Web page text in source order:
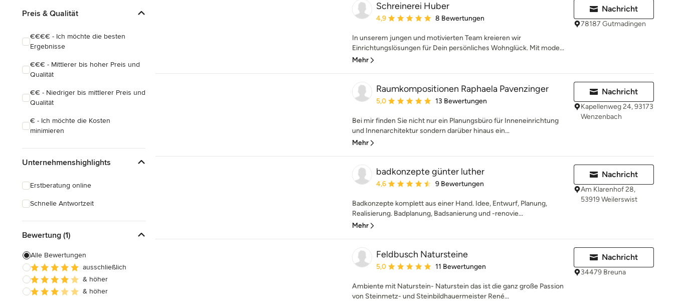
Preis & Qualität
€€€€ - Ich möchte die besten
Ergebnisse
€€€ - Mittlerer bis hoher Preis und
Qualität
€€ - Niedriger bis mittlerer Preis und
Qualität
€ - Ich möchte die Kosten
minimieren
Unternehmenshighlights
Erstberatung online
Schnelle Antwortzeit
Bewertung (1)
Alle Bewertungen
ausschließlich
& höher
& höher
Schreinerei Huber
Durchschnittliche Bewertung: 4.9 von 5 Sternen
4,9 8 Bewertungen
In unserem jungen und motivierten Team kreieren wir
Einrichtungslösungen für Dein persönliches Wohnglück. Mit mode...
Mehr
Nachricht
78187 Gutmadingen
Raumkompositionen Raphaela Pavenzinger
Durchschnittliche Bewertung: 5 von 5 Sternen
5,0 13 Bewertungen
Bei mir finden Sie nicht nur ein Planungsbüro für Inneneinrichtung
und Innenarchitektur sondern darüber hinaus ein...
Mehr
Nachricht
Kapellenweg 24, 93173
Wenzenbach
badkonzepte günter luther
Durchschnittliche Bewertung: 4.6 von 5 Sternen
4,6 9 Bewertungen
Badkonzepte komplett aus einer Hand. Idee, Entwurf, Planung,
Realisierung. Badplanung, Badsanierung und -renovie...
Mehr
Nachricht
Am Klarenhof 28,
53919 Weilerswist
Feldbusch Natursteine
Durchschnittliche Bewertung: 5 von 5 Sternen
5,0 11 Bewertungen
Ambiente mit Naturstein- Naturstein das ist die ganz große Passion
von Steinmetz- und Steinbildhauermeister René...
Nachricht
34479 Breuna